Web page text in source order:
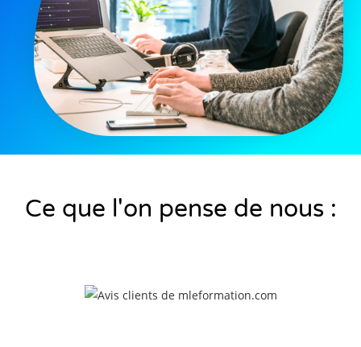
Ce que l'on pense de nous :